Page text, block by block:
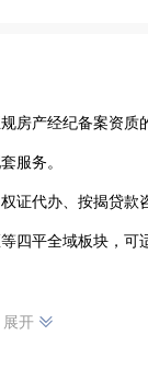
房产经纪备案资
服务。
证代办、按揭贷
四平全域板块，可
理念，组建了熟
展开